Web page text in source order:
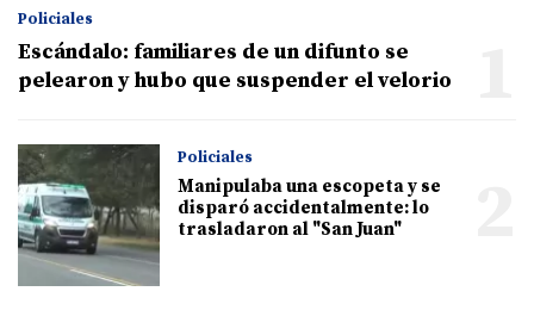
Policiales
Escándalo: familiares de un difunto se
pelearon y hubo que suspender el velorio
Policiales
Manipulaba una escopeta y se
disparó accidentalmente: lo
trasladaron al "San Juan"